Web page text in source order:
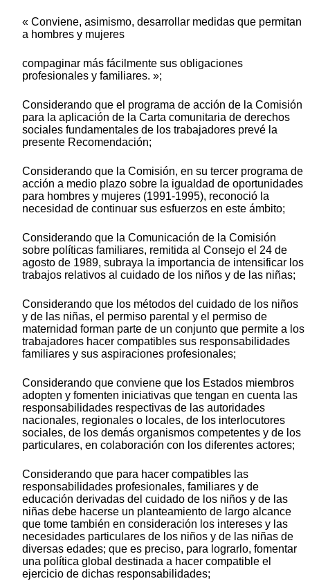
« Conviene, asimismo, desarrollar medidas que permitan
a hombres y mujeres
compaginar más fácilmente sus obligaciones
profesionales y familiares. »;
Considerando que el programa de acción de la Comisión
para la aplicación de la Carta comunitaria de derechos
sociales fundamentales de los trabajadores prevé la
presente Recomendación;
Considerando que la Comisión, en su tercer programa de
acción a medio plazo sobre la igualdad de oportunidades
para hombres y mujeres (1991-1995), reconoció la
necesidad de continuar sus esfuerzos en este ámbito;
Considerando que la Comunicación de la Comisión
sobre políticas familiares, remitida al Consejo el 24 de
agosto de 1989, subraya la importancia de intensificar los
trabajos relativos al cuidado de los niños y de las niñas;
Considerando que los métodos del cuidado de los niños
y de las niñas, el permiso parental y el permiso de
maternidad forman parte de un conjunto que permite a los
trabajadores hacer compatibles sus responsabilidades
familiares y sus aspiraciones profesionales;
Considerando que conviene que los Estados miembros
adopten y fomenten iniciativas que tengan en cuenta las
responsabilidades respectivas de las autoridades
nacionales, regionales o locales, de los interlocutores
sociales, de los demás organismos competentes y de los
particulares, en colaboración con los diferentes actores;
Considerando que para hacer compatibles las
responsabilidades profesionales, familiares y de
educación derivadas del cuidado de los niños y de las
niñas debe hacerse un planteamiento de largo alcance
que tome también en consideración los intereses y las
necesidades particulares de los niños y de las niñas de
diversas edades; que es preciso, para lograrlo, fomentar
una política global destinada a hacer compatible el
ejercicio de dichas responsabilidades;